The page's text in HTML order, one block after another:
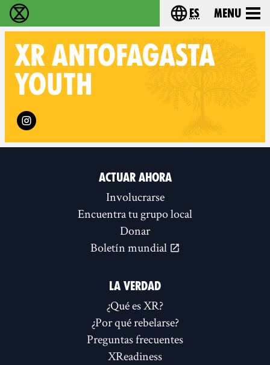
extinction rebellion - Home Choose your
es Menu
XR ANTOFAGASTA
YOUTH
Follow XR Antofagasta Youth on
ACTUAR AHORA
Involucrarse
Encuentra tu grupo local
Donar
Boletín mundial
LA VERDAD
¿Qué es XR?
¿Por qué rebelarse?
Preguntas frecuentes
XReadiness